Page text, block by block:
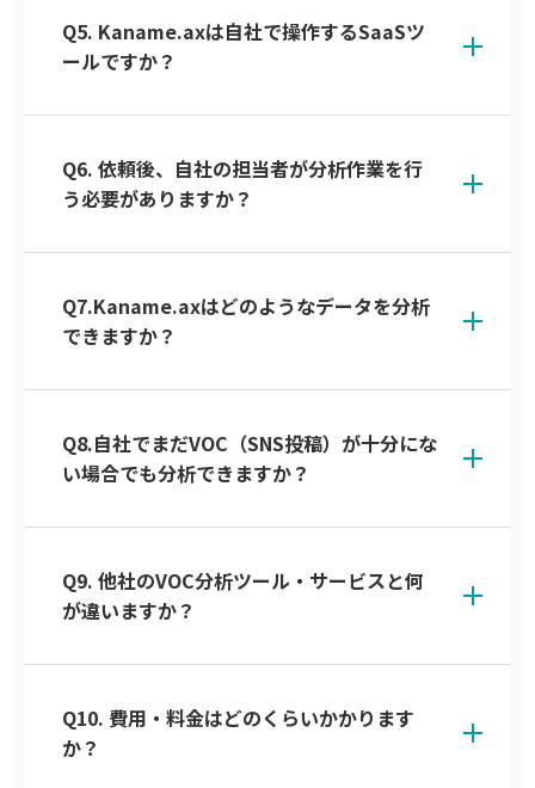
Q5. Kaname.axは自社で操作するSaaSツ
ールですか？
Q6. 依頼後、自社の担当者が分析作業を行
う必要がありますか？
Q7.Kaname.axはどのようなデータを分析
できますか？
Q8.自社でまだVOC（SNS投稿）が十分にな
い場合でも分析できますか？
Q9. 他社のVOC分析ツール・サービスと何
が違いますか？
Q10. 費用・料金はどのくらいかかります
か？